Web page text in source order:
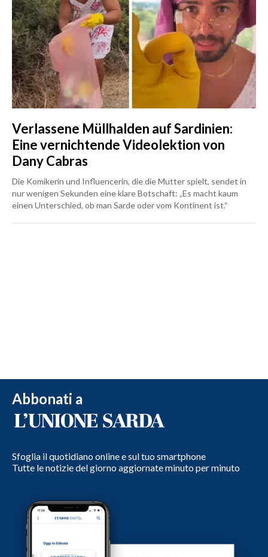
Verlassene Müllhalden auf Sardinien:
Eine vernichtende Videolektion von
Dany Cabras
Die Komikerin und Influencerin, die die Mutter spielt, sendet in
nur wenigen Sekunden eine klare Botschaft: „Es macht kaum
einen Unterschied, ob man Sarde oder vom Kontinent ist.“
Abbonati a
Sfoglia il quotidiano online e sul tuo smartphone
Tutte le notizie del giorno aggiornate minuto per minuto